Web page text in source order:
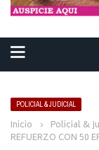
POLICIAL & JUDICIAL
Inicio › Policial &
REFUERZO CON 50